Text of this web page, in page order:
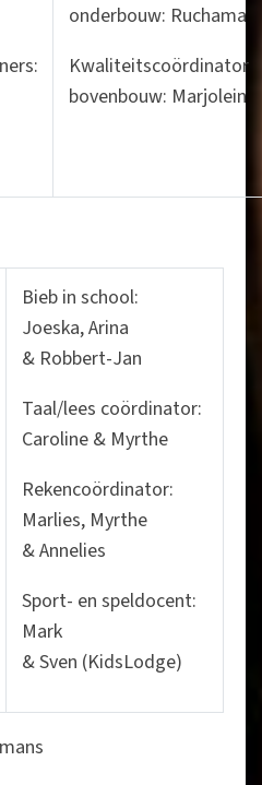
onderbouw: Ruchama
Kwaliteitscoördinator
bovenbouw: Marjolein
Bieb in school:
Joeska, Arina
& Robbert-Jan
Taal/lees coördinator:
Caroline & Myrthe
Rekencoördinator:
Marlies, Myrthe
& Annelies
Sport- en speldocent:
Mark
& Sven (KidsLodge)